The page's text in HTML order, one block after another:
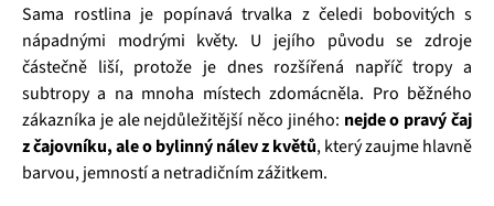
Sama rostlina je popínavá trvalka z čeledi bobovitých s
nápadnými modrými květy. U jejího původu se zdroje
částečně liší, protože je dnes rozšířená napříč tropy a
subtropy a na mnoha místech zdomácněla. Pro běžného
zákazníka je ale nejdůležitější něco jiného: nejde o pravý čaj
z čajovníku, ale o bylinný nálev z květů, který zaujme hlavně
barvou, jemností a netradičním zážitkem.